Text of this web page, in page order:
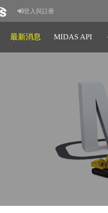
登入與註冊
最新消息 MIDAS API